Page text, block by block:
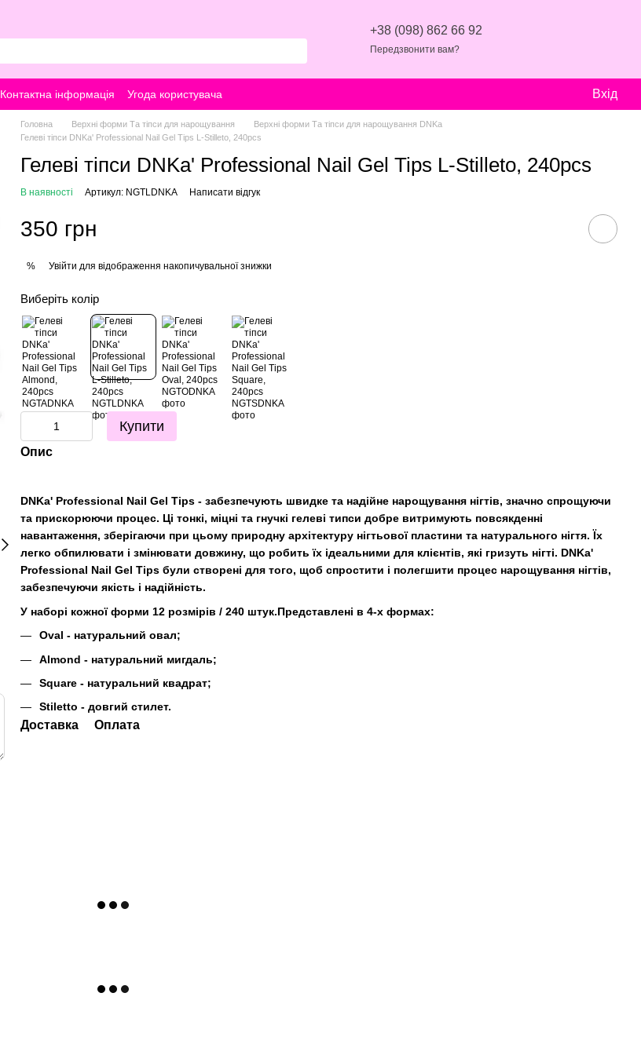
+38 (098) 862 66 92
Передзвонити вам?
Контактна інформація Угода користувача Вхід
Головна Верхні форми Та тіпси для нарощування
Верхні форми Та тіпси для нарощування DNKa
Гелеві тіпси DNKa' Professional Nail Gel Tips L-Stilleto, 240pcs
Гелеві тіпси DNKa' Professional Nail Gel Tips L-Stilleto, 240pcs
В наявності Артикул: NGTLDNKA Написати відгук
350 грн
% Увійти для відображення накопичувальної знижки
Виберіть колір
Купити
Опис
DNKa' Professional Nail Gel Tips - забезпечують швидке та надійне нарощування нігтів, значно спрощуючи
та прискорюючи процес. Ці тонкі, міцні та гнучкі гелеві типси добре витримують повсякденні
навантаження, зберігаючи при цьому природну архітектуру нігтьової пластини та натурального нігтя. Їх
легко обпилювати і змінювати довжину, що робить їх ідеальними для клієнтів, які гризуть нігті. DNKa'
Professional Nail Gel Tips були створені для того, щоб спростити і полегшити процес нарощування нігтів,
забезпечуючи якість і надійність.
У наборі кожної форми 12 розмірів / 240 штук.Представлені в 4-х формах:
Oval - натуральний овал;
Almond - натуральний мигдаль;
Square - натуральний квадрат;
Stiletto - довгий стилет.
Доставка Оплата